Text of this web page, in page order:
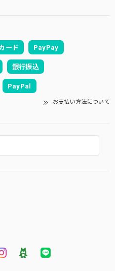
ード PayPay
銀行振込
PayPal
お支払い方法について